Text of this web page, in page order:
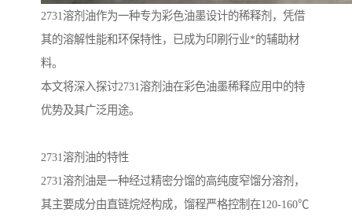
2731溶剂油作为一种专为彩色油墨设计的稀释剂，凭借
其的溶解性能和环保特性，已成为印刷行业*的辅助材
料。
本文将深入探讨2731溶剂油在彩色油墨稀释应用中的特
优势及其广泛用途。
2731溶剂油的特性
2731溶剂油是一种经过精密分馏的高纯度窄馏分溶剂，
其主要成分由直链烷烃构成，馏程严格控制在120-160℃